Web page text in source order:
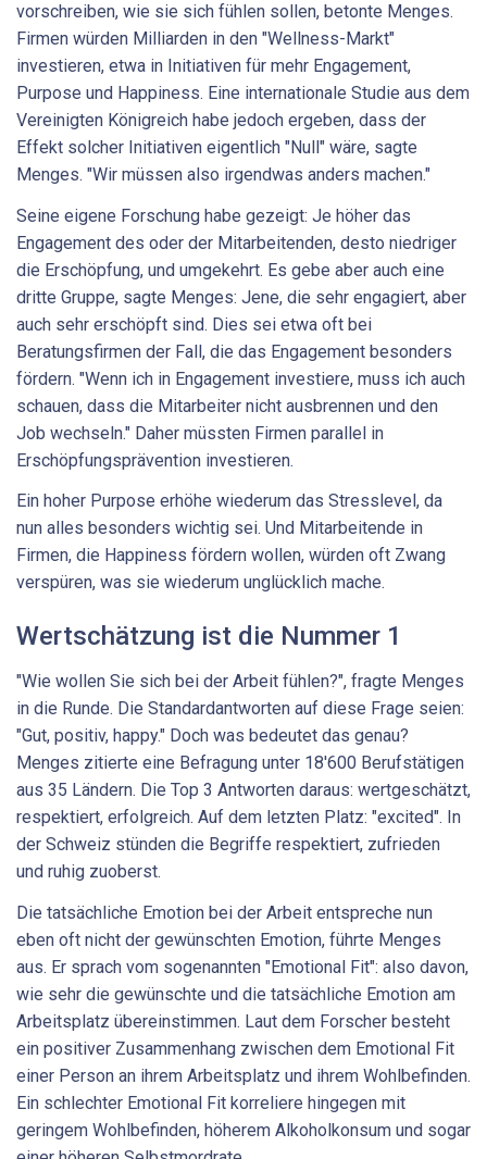
vorschreiben, wie sie sich fühlen sollen, betonte Menges.
Firmen würden Milliarden in den "Wellness-Markt"
investieren, etwa in Initiativen für mehr Engagement,
Purpose und Happiness. Eine internationale Studie aus dem
Vereinigten Königreich habe jedoch ergeben, dass der
Effekt solcher Initiativen eigentlich "Null" wäre, sagte
Menges. "Wir müssen also irgendwas anders machen."
Seine eigene Forschung habe gezeigt: Je höher das
Engagement des oder der Mitarbeitenden, desto niedriger
die Erschöpfung, und umgekehrt. Es gebe aber auch eine
dritte Gruppe, sagte Menges: Jene, die sehr engagiert, aber
auch sehr erschöpft sind. Dies sei etwa oft bei
Beratungsfirmen der Fall, die das Engagement besonders
fördern. "Wenn ich in Engagement investiere, muss ich auch
schauen, dass die Mitarbeiter nicht ausbrennen und den
Job wechseln." Daher müssten Firmen parallel in
Erschöpfungsprävention investieren.
Ein hoher Purpose erhöhe wiederum das Stresslevel, da
nun alles besonders wichtig sei. Und Mitarbeitende in
Firmen, die Happiness fördern wollen, würden oft Zwang
verspüren, was sie wiederum unglücklich mache.
Wertschätzung ist die Nummer 1
"Wie wollen Sie sich bei der Arbeit fühlen?", fragte Menges
in die Runde. Die Standardantworten auf diese Frage seien:
"Gut, positiv, happy." Doch was bedeutet das genau?
Menges zitierte eine Befragung unter 18'600 Berufstätigen
aus 35 Ländern. Die Top 3 Antworten daraus: wertgeschätzt,
respektiert, erfolgreich. Auf dem letzten Platz: "excited". In
der Schweiz stünden die Begriffe respektiert, zufrieden
und ruhig zuoberst.
Die tatsächliche Emotion bei der Arbeit entspreche nun
eben oft nicht der gewünschten Emotion, führte Menges
aus. Er sprach vom sogenannten "Emotional Fit": also davon,
wie sehr die gewünschte und die tatsächliche Emotion am
Arbeitsplatz übereinstimmen. Laut dem Forscher besteht
ein positiver Zusammenhang zwischen dem Emotional Fit
einer Person an ihrem Arbeitsplatz und ihrem Wohlbefinden.
Ein schlechter Emotional Fit korreliere hingegen mit
geringem Wohlbefinden, höherem Alkoholkonsum und sogar